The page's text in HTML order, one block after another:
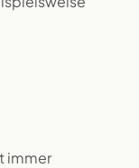
immer